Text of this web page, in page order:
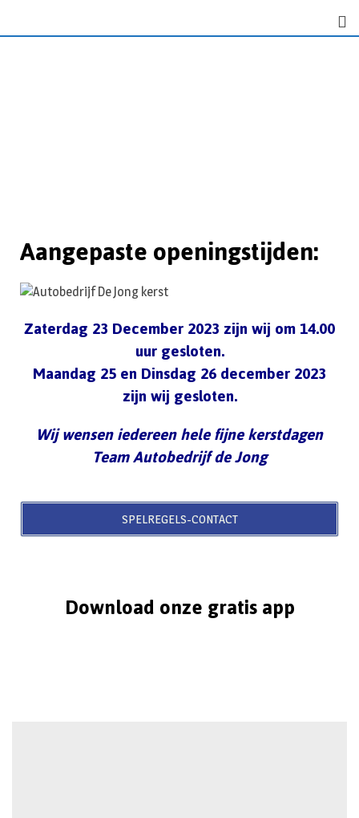
Aangepaste openingstijden:
Zaterdag 23 December 2023 zijn wij om 14.00
uur gesloten.
Maandag 25 en Dinsdag 26 december 2023
zijn wij gesloten.
Wij wensen iedereen hele fijne kerstdagen
Team Autobedrijf de Jong
SPELREGELS-CONTACT
Download onze gratis app